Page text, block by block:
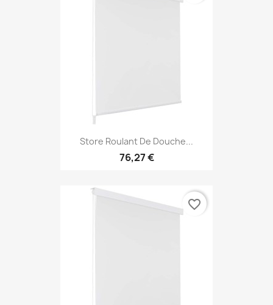
Store Roulant De Douche...
76,27 €
favorite_border